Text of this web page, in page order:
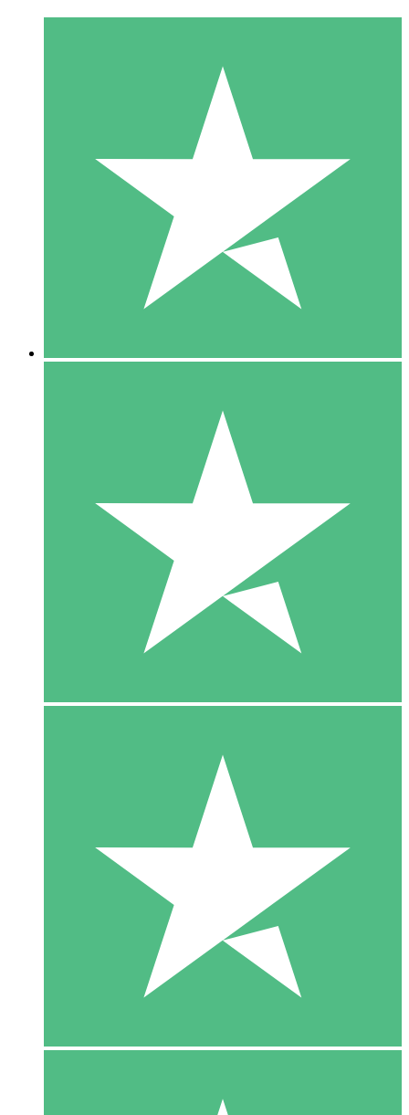
Paquetes de Créditos Individuales
Paga según el uso con créditos de descarga. Sin compromiso
10 00
10 Descargas
20 00